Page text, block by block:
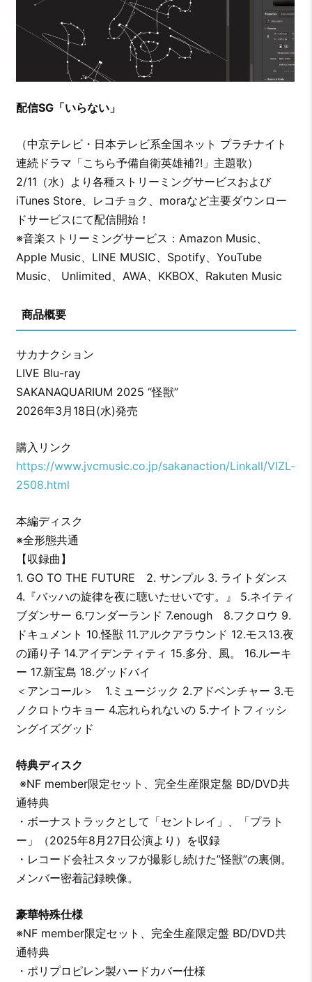
配信SG「いらない」
（中京テレビ・日本テレビ系全国ネット プラチナイト
連続ドラマ「こちら予備自衛英雄補?!」主題歌）
2/11（水）より各種ストリーミングサービスおよび
iTunes Store、レコチョク、moraなど主要ダウンロー
ドサービスにて配信開始！
※音楽ストリーミングサービス：Amazon Music、
Apple Music、LINE MUSIC、Spotify、YouTube
Music、 Unlimited、AWA、KKBOX、Rakuten Music
商品概要
サカナクション
LIVE Blu-ray
SAKANAQUARIUM 2025 “怪獣”
2026年3月18日(水)発売
購入リンク
https://www.jvcmusic.co.jp/sakanaction/Linkall/VIZL-
2508.html
本編ディスク
※全形態共通
【収録曲】
1. GO TO THE FUTURE 2. サンプル 3. ライトダンス
4.『バッハの旋律を夜に聴いたせいです。』 5.ネイティ
ブダンサー 6.ワンダーランド 7.enough 8.フクロウ 9.
ドキュメント 10.怪獣 11.アルクアラウンド 12.モス13.夜
の踊り子 14.アイデンティティ 15.多分、風。 16.ルーキ
ー 17.新宝島 18.グッドバイ
＜アンコール＞ 1.ミュージック 2.アドベンチャー 3.モ
ノクロトウキョー 4.忘れられないの 5.ナイトフィッシ
ングイズグッド
特典ディスク
※NF member限定セット、完全生産限定盤 BD/DVD共
通特典
・ボーナストラックとして「セントレイ」、「プラト
ー」（2025年8月27日公演より）を収録
・レコード会社スタッフが撮影し続けた”怪獣”の裏側。
メンバー密着記録映像。
豪華特殊仕様
※NF member限定セット、完全生産限定盤 BD/DVD共
通特典
・ポリプロピレン製ハードカバー仕様